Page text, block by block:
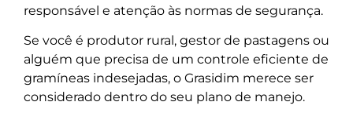
responsável e atenção às normas de segurança.
Se você é produtor rural, gestor de pastagens ou
alguém que precisa de um controle eficiente de
gramíneas indesejadas, o Grasidim merece ser
considerado dentro do seu plano de manejo.